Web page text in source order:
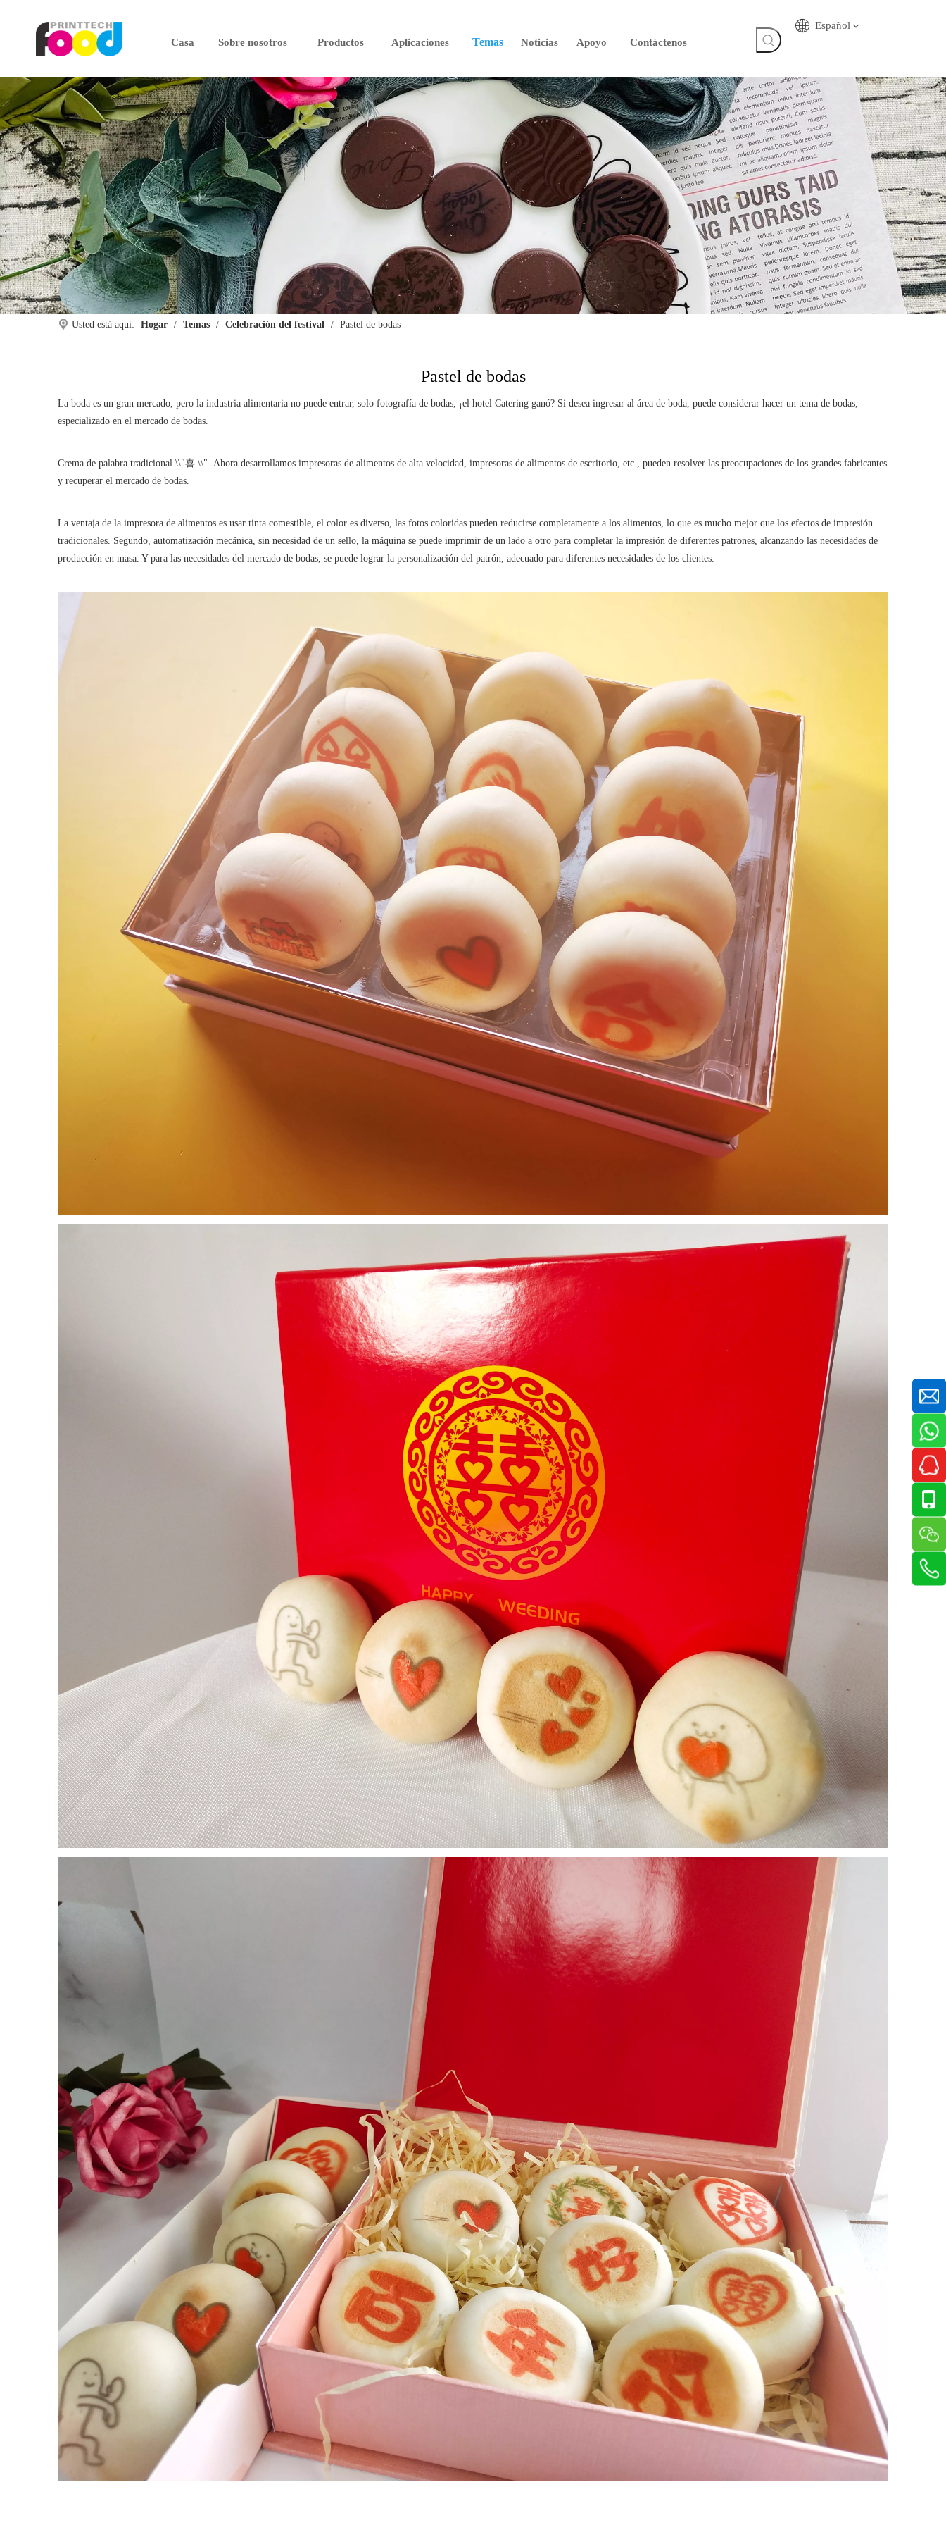
Casa Sobre nosotros Productos Aplicaciones Temas Noticias Apoyo Contáctenos
Español
Usted está aquí: Hogar / Temas / Celebración del festival / Pastel de bodas
Pastel de bodas
La boda es un gran mercado, pero la industria alimentaria no puede entrar, solo fotografía de bodas, ¡el hotel Catering ganó? Si desea ingresar al área de boda, puede considerar hacer un tema de bodas,
especializado en el mercado de bodas.
Crema de palabra tradicional \\"喜 \\". Ahora desarrollamos impresoras de alimentos de alta velocidad, impresoras de alimentos de escritorio, etc., pueden resolver las preocupaciones de los grandes fabricantes
y recuperar el mercado de bodas.
La ventaja de la impresora de alimentos es usar tinta comestible, el color es diverso, las fotos coloridas pueden reducirse completamente a los alimentos, lo que es mucho mejor que los efectos de impresión
tradicionales. Segundo, automatización mecánica, sin necesidad de un sello, la máquina se puede imprimir de un lado a otro para completar la impresión de diferentes patrones, alcanzando las necesidades de
producción en masa. Y para las necesidades del mercado de bodas, se puede lograr la personalización del patrón, adecuado para diferentes necesidades de los clientes.